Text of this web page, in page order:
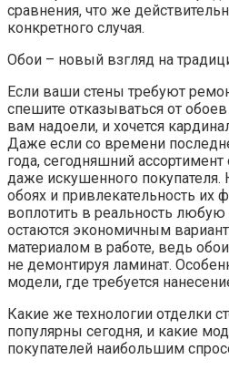
сравнения, что же
конкретного случая.
Обои – новый взгляд на
Если ваши стены требуют
спешите отказываться от
вам надоели, и хочется
Даже если со времени
года, сегодняшний
даже искушенного покупателя.
обоях и привлекательность их
воплотить в реальность
остаются экономичным
материалом в работе, ведь
не демонтируя ламинат.
модели, где требуется
Какие же технологии отделки
популярны сегодня, и какие
покупателей наибольшим